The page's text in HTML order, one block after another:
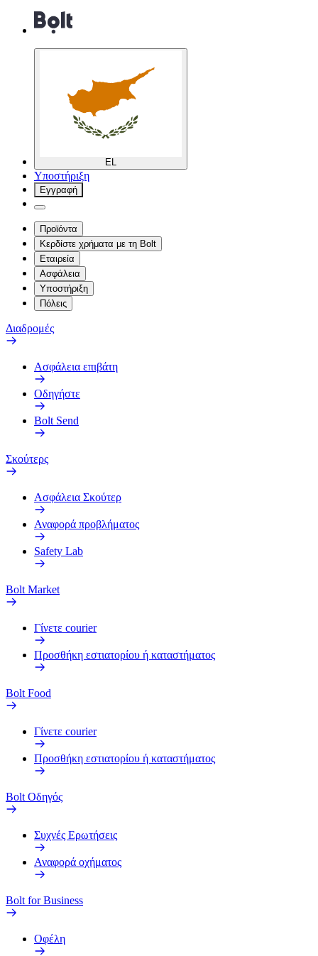
EL
Υποστήριξη
Εγγραφή
Προϊόντα
Κερδίστε χρήματα με τη Bolt
Εταιρεία
Ασφάλεια
Υποστήριξη
Πόλεις
Διαδρομές
Ασφάλεια επιβάτη
Οδηγήστε
Bolt Send
Σκούτερς
Ασφάλεια Σκούτερ
Αναφορά προβλήματος
Safety Lab
Bolt Market
Γίνετε courier
Προσθήκη εστιατορίου ή καταστήματος
Bolt Food
Γίνετε courier
Προσθήκη εστιατορίου ή καταστήματος
Bolt Οδηγός
Συχνές Ερωτήσεις
Αναφορά οχήματος
Bolt for Business
Οφέλη